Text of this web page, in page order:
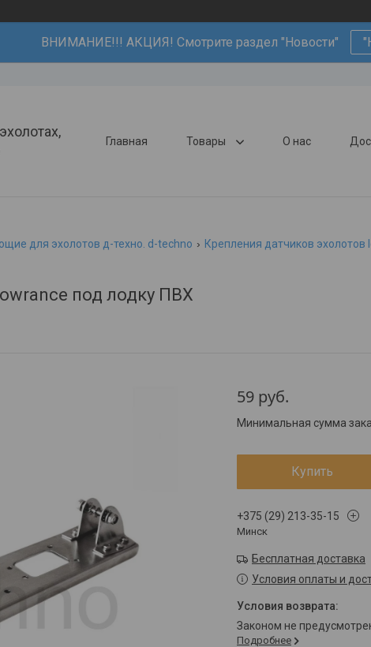
ВНИМАНИЕ!!! АКЦИЯ! Смотрите раздел "Новости"
Главная Товары О нас
для эхолотов д-техно. d-techno Крепления датчиков эхолотов
под лодку ПВХ
59 руб.
Минимальная сумма
Купить
+375 (29) 213-35-15
Минск
Бесплатная доставка
Условия оплаты и
Законом не
Подробнее